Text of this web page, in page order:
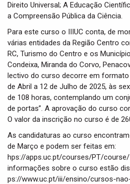
Direito Universal; A Educação
a Compreensão Pública da Ciência.
Para este curso o IIIUC conta, de
várias entidades da Região Centro
RC, Turismo do Centro e os
Condeixa, Miranda do Corvo,
lectivo do curso decorre em formato
de Abril a 12 de Julho de 2025, às
de 108 horas, contemplando um
de portas”. A aprovação do curso
O valor da inscrição no curso é de
As candidaturas ao curso
de Março e podem ser feitas em:
hps://apps.uc.pt/courses/PT/course/
informações sobre o curso estão
ps://www.uc.pt/iii/ensino/cursos-